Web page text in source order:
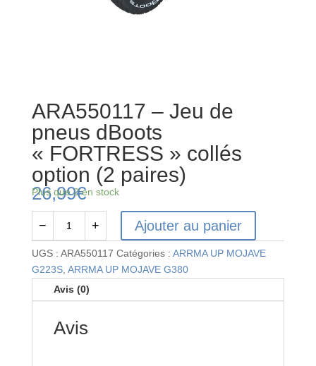
ARA550117 – Jeu de
pneus dBoots
« FORTRESS » collés
option (2 paires)
26,99€
Plus que 2 en stock
quantité
de
ARA550117
-
pneus
− + Ajouter au panier
UGS : ARA550117 Catégories : ARRMA UP MOJAVE
G223S, ARRMA UP MOJAVE G380
Avis (0)
Avis